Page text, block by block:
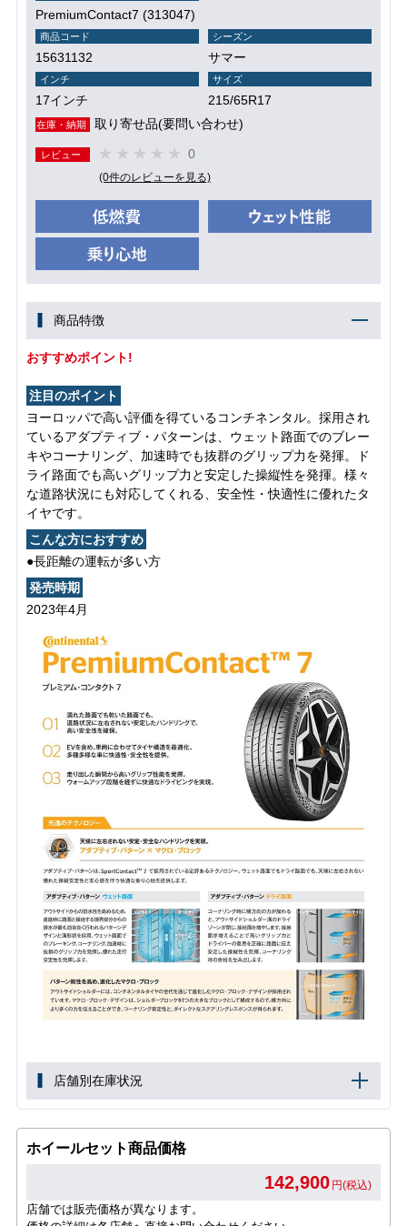
PremiumContact7 (313047)
商品コード
15631132
シーズン
サマー
インチ
17インチ
サイズ
215/65R17
在庫・納期 取り寄せ品(要問い合わせ)
レビュー 0
(0件のレビューを見る)
商品特徴
おすすめポイント!
注目のポイント
ヨーロッパで高い評価を得ているコンチネンタル。採用され
ているアダプティブ・パターンは、ウェット路面でのブレー
キやコーナリング、加速時でも抜群のグリップ力を発揮。ド
ライ路面でも高いグリップ力と安定した操縦性を発揮。様々
な道路状況にも対応してくれる、安全性・快適性に優れたタ
イヤです。
こんな方におすすめ
●長距離の運転が多い方
発売時期
2023年4月
店舗別在庫状況
ホイールセット商品価格
142,900 円(税込)
店舗では販売価格が異なります。